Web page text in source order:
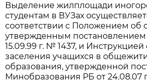
Выделение жилплощади
студентам в ВУЗах
соответствии с Положением об
утвержденным
15.09.99 г. № 1437, и
заселения учащихся в
образования, утвержденной
Минобразования РБ от 24.08.07